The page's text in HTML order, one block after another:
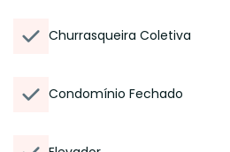
Churrasqueira Coletiva
Condomínio Fechado